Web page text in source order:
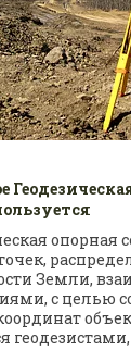
опорная
Земли,
с целью
геодезистами,